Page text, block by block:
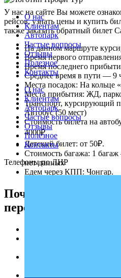
У нас на сайте Вы можете
рейсов, узнать цены и купить
также заказать обратный билет
На данном маршруте
Время первого
Время последнего
Среднее время в пути — 9
Места посадок: На кольце
Места прибытия: ЖД,
Транспорт, курсирующий
Автобус (50 мест)
Стоимость билета на
4000₽.
Детский билет: от 50₽.
Стоимость багажа: 1
нет данных
Едем через КПП: Чонгар.
Почему выбирают
перевозчика
О нас
Клиентам
Автопарк
Частые вопросы
Отзывы
Полезное
Контакты
О нас
Клиентам
Автопарк
Частые вопросы
Отзывы
Полезное
Контакты
Телефоны по ЛНР